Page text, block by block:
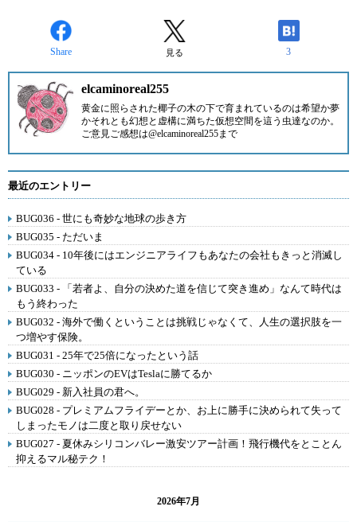
Share 見る 3
elcaminoreal255
黄金に照らされた椰子の木の下で育まれているのは希望か夢
かそれとも幻想と虚構に満ちた仮想空間を這う虫達なのか。
ご意見ご感想は@elcaminoreal255まで
最近のエントリー
BUG036 - 世にも奇妙な地球の歩き方
BUG035 - ただいま
BUG034 - 10年後にはエンジニアライフもあなたの会社もきっと消滅し
ている
BUG033 - 「若者よ、自分の決めた道を信じて突き進め」なんて時代は
もう終わった
BUG032 - 海外で働くということは挑戦じゃなくて、人生の選択肢を一
つ増やす保険。
BUG031 - 25年で25倍になったという話
BUG030 - ニッポンのEVはTeslaに勝てるか
BUG029 - 新入社員の君へ。
BUG028 - プレミアムフライデーとか、お上に勝手に決められて失って
しまったモノは二度と取り戻せない
BUG027 - 夏休みシリコンバレー激安ツアー計画！飛行機代をとことん
抑えるマル秘テク！
2026年7月